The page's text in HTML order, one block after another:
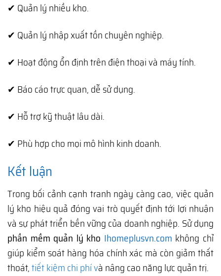
✔ Quản lý nhiều kho.
✔ Quản lý nhập xuất tồn chuyên nghiệp.
✔ Hoạt động ổn định trên điện thoại và máy tính.
✔ Báo cáo trực quan, dễ sử dụng.
✔ Hỗ trợ kỹ thuật lâu dài.
✔ Phù hợp cho mọi mô hình kinh doanh.
Kết luận
Trong bối cảnh cạnh tranh ngày càng cao, việc quản
lý kho hiệu quả đóng vai trò quyết định tới lợi nhuận
và sự phát triển bền vững của doanh nghiệp. Sử dụng
phần mềm quản lý kho Ihomeplusvn.com không chỉ
giúp kiểm soát hàng hóa chính xác mà còn giảm thất
thoát,tiết kiệm chi phí và nâng cao năng lực quản trị.